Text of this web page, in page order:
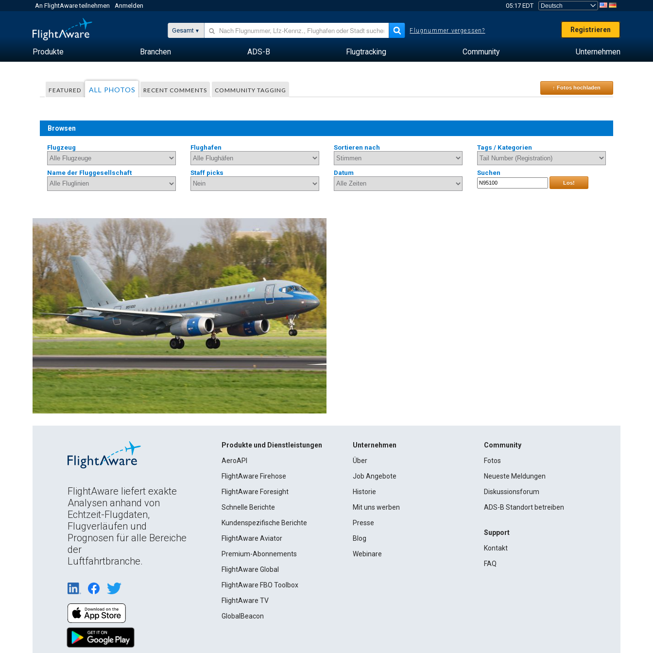
An FlightAware teilnehmen Anmelden 05:17 EDT
Gesamt Flugnummer vergessen? Registrieren
Produkte Branchen ADS-B Flugtracking Community Unternehmen
FEATURED ALL PHOTOS RECENT COMMENTS COMMUNITY TAGGING ↑ Fotos hochladen
Browsen
Flugzeug Flughafen Sortieren nach Tags / Kategorien
Name der Fluggesellschaft Staff picks Datum Suchen
Los!
FlightAware liefert exakte
Analysen anhand von
Echtzeit-Flugdaten,
Flugverläufen und
Prognosen für alle Bereiche
der
Luftfahrtbranche.
Produkte und Dienstleistungen
AeroAPI
FlightAware Firehose
FlightAware Foresight
Schnelle Berichte
Kundenspezifische Berichte
FlightAware Aviator
Premium-Abonnements
FlightAware Global
FlightAware FBO Toolbox
FlightAware TV
GlobalBeacon
Unternehmen
Über
Job Angebote
Historie
Mit uns werben
Presse
Blog
Webinare
Community
Fotos
Neueste Meldungen
Diskussionsforum
ADS-B Standort betreiben
Support
Kontakt
FAQ